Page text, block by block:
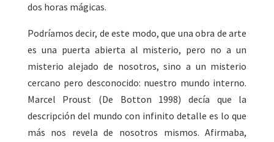
dos horas mágicas.
Podríamos decir, de este modo, que una obra de arte
es una puerta abierta al misterio, pero no a un
misterio alejado de nosotros, sino a un misterio
cercano pero desconocido: nuestro mundo interno.
Marcel Proust (De Botton 1998) decía que la
descripción del mundo con infinito detalle es lo que
más nos revela de nosotros mismos. Afirmaba,